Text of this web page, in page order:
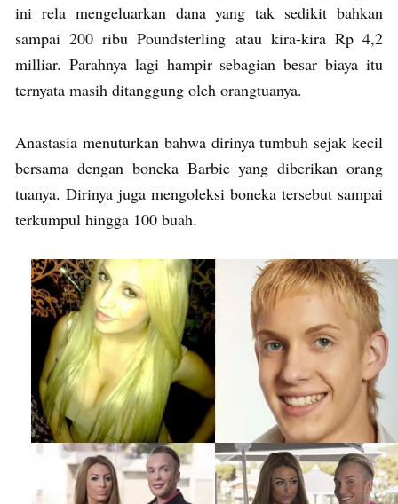
ini rela mengeluarkan dana yang tak sedikit bahkan
sampai 200 ribu Poundsterling atau kira-kira Rp 4,2
milliar. Parahnya lagi hampir sebagian besar biaya itu
ternyata masih ditanggung oleh orangtuanya.
Anastasia menuturkan bahwa dirinya tumbuh sejak kecil
bersama dengan boneka Barbie yang diberikan orang
tuanya. Dirinya juga mengoleksi boneka tersebut sampai
terkumpul hingga 100 buah.